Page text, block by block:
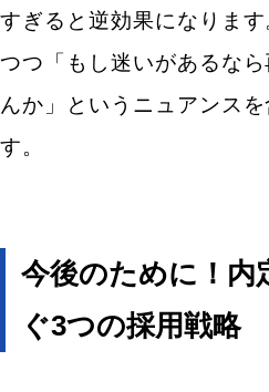
すぎると逆効果になりま
つつ「もし迷いがあるな
んか」というニュアンス
す。
今後のために！内
ぐ3つの採用戦略